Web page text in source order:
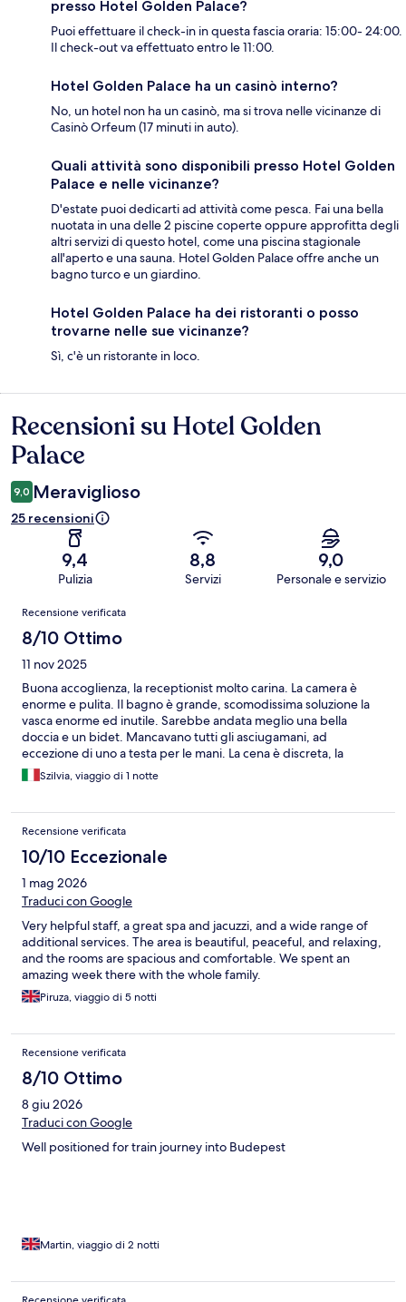
presso Hotel Golden Palace?
Puoi effettuare il check-in in questa fascia oraria: 15:00- 24:00.
Il check-out va effettuato entro le 11:00.
Hotel Golden Palace ha un casinò interno?
No, un hotel non ha un casinò, ma si trova nelle vicinanze di
Casinò Orfeum (17 minuti in auto).
Quali attività sono disponibili presso Hotel Golden
Palace e nelle vicinanze?
D'estate puoi dedicarti ad attività come pesca. Fai una bella
nuotata in una delle 2 piscine coperte oppure approfitta degli
altri servizi di questo hotel, come una piscina stagionale
all'aperto e una sauna. Hotel Golden Palace offre anche un
bagno turco e un giardino.
Hotel Golden Palace ha dei ristoranti o posso
trovarne nelle sue vicinanze?
Sì, c'è un ristorante in loco.
Recensioni
Recensioni su Hotel Golden
Palace
9,0 Meraviglioso
25 recensioni
9,4
Pulizia
8,8
Servizi
9,0
Personale e servizio
Recensioni
Recensione verificata
8/10 Ottimo
11 nov 2025
Buona accoglienza, la receptionist molto carina. La camera è
enorme e pulita. Il bagno è grande, scomodissima soluzione la
vasca enorme ed inutile. Sarebbe andata meglio una bella
doccia e un bidet. Mancavano tutti gli asciugamani, ad
eccezione di uno a testa per le mani. La cena è discreta, la
colazione è buona. Materasso abbastanza comodo, ma i cuscini
sono di un materiale che fanno sudare troppo.
Szilvia, viaggio di 1 notte
Recensione verificata
10/10 Eccezionale
1 mag 2026
Traduci con Google
Very helpful staff, a great spa and jacuzzi, and a wide range of
additional services. The area is beautiful, peaceful, and relaxing,
and the rooms are spacious and comfortable. We spent an
amazing week there with the whole family.
Piruza, viaggio di 5 notti
Recensione verificata
8/10 Ottimo
8 giu 2026
Traduci con Google
Well positioned for train journey into Budepest
Martin, viaggio di 2 notti